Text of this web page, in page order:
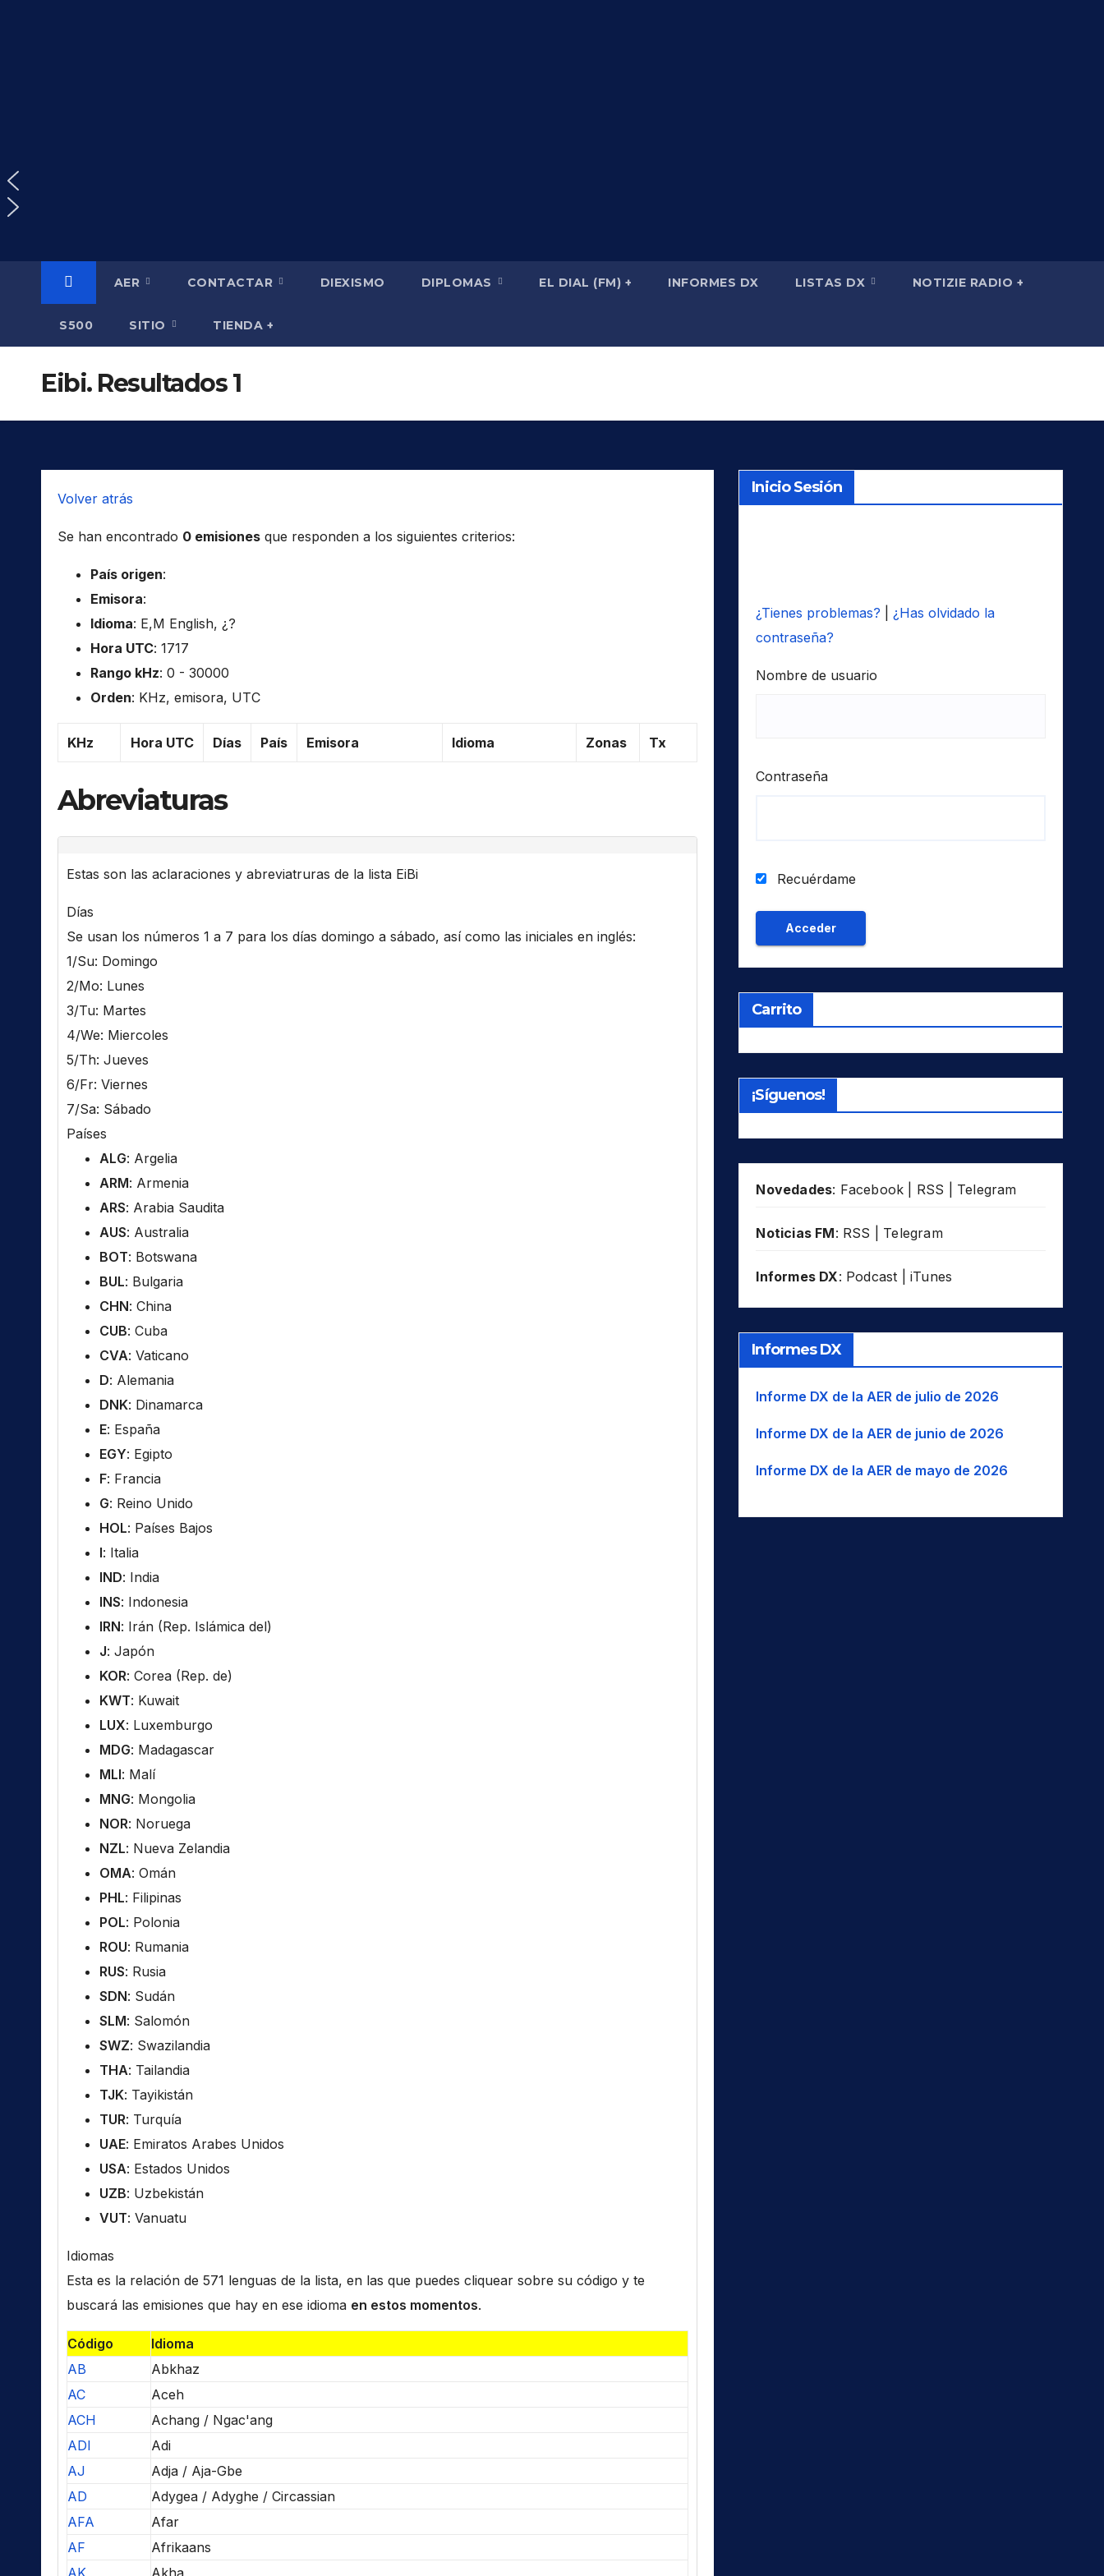
AER CONTACTAR DIEXISMO DIPLOMAS EL DIAL (FM) + INFORMES DX LISTAS DX NOTIZIE RADIO +
S500 SITIO TIENDA +
Eibi. Resultados 1
Volver atrás
Se han encontrado 0 emisiones que responden a los siguientes criterios:
País origen:
Emisora:
Idioma: E,M English, ¿?
Hora UTC: 1717
Rango kHz: 0 - 30000
Orden: KHz, emisora, UTC
KHz Hora UTC Días País Emisora Idioma Zonas Tx
Abreviaturas
Estas son las aclaraciones y abreviatruras de la lista EiBi
Días
Se usan los números 1 a 7 para los días domingo a sábado, así como las iniciales en inglés:
1/Su: Domingo
2/Mo: Lunes
3/Tu: Martes
4/We: Miercoles
5/Th: Jueves
6/Fr: Viernes
7/Sa: Sábado
Países
ALG: Argelia
ARM: Armenia
ARS: Arabia Saudita
AUS: Australia
BOT: Botswana
BUL: Bulgaria
CHN: China
CUB: Cuba
CVA: Vaticano
D: Alemania
DNK: Dinamarca
E: España
EGY: Egipto
F: Francia
G: Reino Unido
HOL: Países Bajos
I: Italia
IND: India
INS: Indonesia
IRN: Irán (Rep. Islámica del)
J: Japón
KOR: Corea (Rep. de)
KWT: Kuwait
LUX: Luxemburgo
MDG: Madagascar
MLI: Malí
MNG: Mongolia
NOR: Noruega
NZL: Nueva Zelandia
OMA: Omán
PHL: Filipinas
POL: Polonia
ROU: Rumania
RUS: Rusia
SDN: Sudán
SLM: Salomón
SWZ: Swazilandia
THA: Tailandia
TJK: Tayikistán
TUR: Turquía
UAE: Emiratos Arabes Unidos
USA: Estados Unidos
UZB: Uzbekistán
VUT: Vanuatu
Idiomas
Esta es la relación de 571 lenguas de la lista, en las que puedes cliquear sobre su código y te
buscará las emisiones que hay en ese idioma en estos momentos.
Código
Idioma
AB
Abkhaz
AC
Aceh
ACH
Achang / Ngac'ang
ADI
Adi
AJ
Adja / Aja-Gbe
AD
Adygea / Adyghe / Circassian
AFA
Afar
AF
Afrikaans
Inicio Sesión
¿Tienes problemas?
¿Has olvidado la
contraseña?
Nombre de usuario
Contraseña
Recuérdame
Carrito
¡Síguenos!
Novedades: Facebook RSS Telegram
Noticias FM: RSS Telegram
Informes DX: Podcast iTunes
Informes DX
Informe DX de la AER de julio de 2026
Informe DX de la AER de junio de 2026
Informe DX de la AER de mayo de 2026